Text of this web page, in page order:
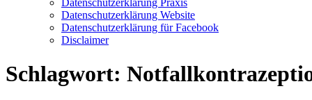
Datenschutzerklärung Praxis
Datenschutzerklärung Website
Datenschutzerklärung für Facebook
Disclaimer
Schlagwort: